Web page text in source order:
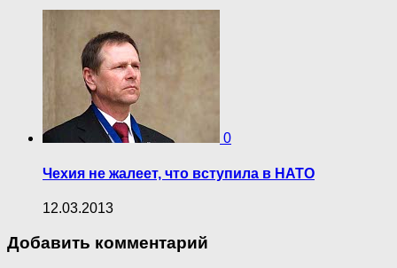
0
Чехия не жалеет, что вступила в НАТО
12.03.2013
Добавить комментарий